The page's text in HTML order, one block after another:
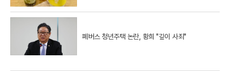
폐버스 청년주택 논란, 황희 "깊이 사죄"